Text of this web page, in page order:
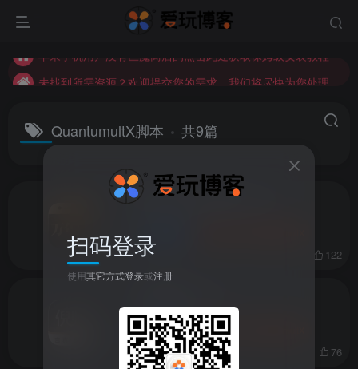
未找到所需资源？欢迎提交您的需求，我们将尽快为您处理。
未找到所需资源？欢迎提交您的需求，我们将尽快为您处理。
QuantumultX脚本 共9篇
吉真万年历-老黄历 v1.2.8
23天前 122
iOS应用 应用
23天前 76
扫码登录
使用其它方式登录或注册